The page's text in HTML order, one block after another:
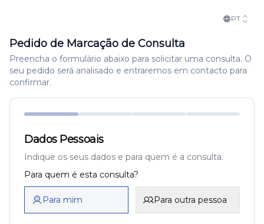
PT
Pedido de Marcação de Consulta
Preencha o formulário abaixo para solicitar uma consulta. O
seu pedido será analisado e entraremos em contacto para
confirmar.
Dados Pessoais
Indique os seus dados e para quem é a consulta.
Para quem é esta consulta?
Para mim Para outra pessoa